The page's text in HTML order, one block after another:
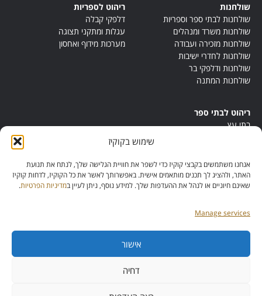
שימוש בקוקיז
אנחנו משתמשים בקבצי קוקיז כדי לשפר את חוויית הגלישה שלך, לנתח את תנועת
האתר, ולהציג לך תכנים מותאמים אישית. באפשרותך לאשר את כל הקוקיז, לדחות קוקיז
שאינם חיוניים או לנהל את ההעדפות שלך. למידע נוסף, ניתן לעיין במדיניות הפרטיות.
Manage services
אישור
דחיה
שולחנות
שולחנות לבתי ספר וספריות
שולחנות משרד ומנהלים
שולחנות מזכירה ועבודה
שולחנות לחדרי ישיבות
שולחנות ודלפקי בר
שולחנות המתנה
ריהוט לספריות
דלפקי קבלה
עגלות ומתקני תצוגה
מערכות מידוף ואחסון
ריהוט לבתי ספר
בתי עץ
ריהוט מונטסורי
ריהוט אנתרופוסופי
מס’ ספק: